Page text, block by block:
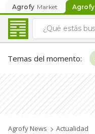
Agrofy Market Agrofy
Temas del momento:
Agrofy News Actualidad